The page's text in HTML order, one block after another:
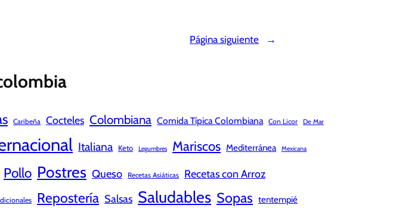
Página siguiente →
Caribeña Cocteles Colombiana Comida Típica Colombiana Con Licor De Mar
Italiana Keto Legumbres Mariscos Mediterránea Mexicana
Pollo Postres Queso Recetas Asiáticas Recetas con Arroz
Repostería Salsas Saludables Sopas tentempié